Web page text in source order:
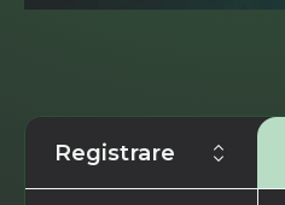
Registrare